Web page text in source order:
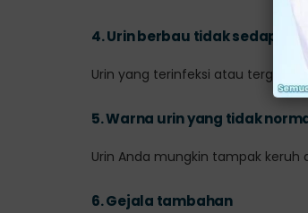
4.Urin berbau tidak sedap
Urin yang terinfeksi atau
5.Warna urin yang tidak
Urin Anda mungkin tampak keruh
6.Gejala tambahan